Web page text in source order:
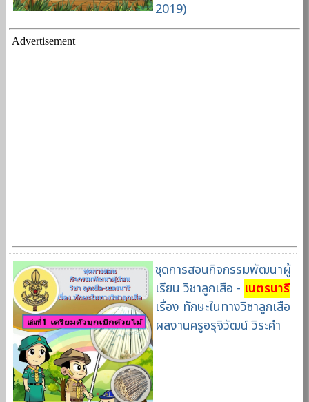
2019)
Advertisement
ชุดการสอนกิจกรรมพัฒนาผู้
เรียน วิชาลูกเสือ - เนตรนารี
เรื่อง ทักษะในทางวิชาลูกเสือ
ผลงานครูอรุจิวัฒน์ วิระคำ